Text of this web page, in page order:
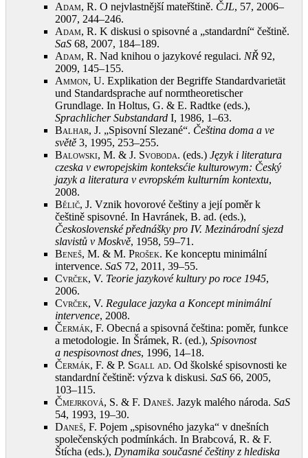
Adam, R. O nejvlastnější mateřštině. ČJL, 57, 2006–
2007, 244–246.
Adam, R. K diskusi o spisovné a „standardní“ češtině.
SaS 68, 2007, 184–189.
Adam, R. Nad knihou o jazykové regulaci. NŘ 92,
2009, 145–155.
Ammon, U. Explikation der Begriffe Standardvarietät
und Standardsprache auf normtheoretischer
Grundlage. In Holtus, G. & E. Radtke (eds.),
Sprachlicher Substandard I, 1986, 1–63.
Balhar, J. „Spisovní Slezané“. Čeština doma a ve
světě 3, 1995, 253–255.
Balowski, M. & J. Svoboda. (eds.) Język i literatura
czeska v ewropejskim konteksćie kulturowym: Český
jazyk a literatura v evropském kulturním kontextu,
2008.
Bělič, J. Vznik hovorové češtiny a její poměr k
češtině spisovné. In Havránek, B. ad. (eds.),
Československé přednášky pro IV. Mezinárodní sjezd
slavistů v Moskvě, 1958, 59–71 .
Beneš, M. & M. Prošek. Ke konceptu minimální
intervence. SaS 72, 2011, 39–55.
Cvrček, V. Teorie jazykové kultury po roce 1945,
2006.
Cvrček, V. Regulace jazyka a Koncept minimální
intervence, 2008.
Čermák, F. Obecná a spisovná čeština: poměr, funkce
a metodologie. In Šrámek, R. (ed.), Spisovnost
a nespisovnost dnes, 1996, 14–18.
Čermák, F. & P. Sgall ad. Od školské spisovnosti ke
standardní češtině: výzva k diskusi. SaS 66, 2005,
103–115.
Čmejrková, S. & F. Daneš. Jazyk malého národa. SaS
54, 1993, 19–30.
Daneš, F. Pojem „spisovného jazyka“ v dnešních
společenských podmínkách. In Brabcová, R. & F.
Štícha (eds.), Dynamika současné češtiny z hlediska